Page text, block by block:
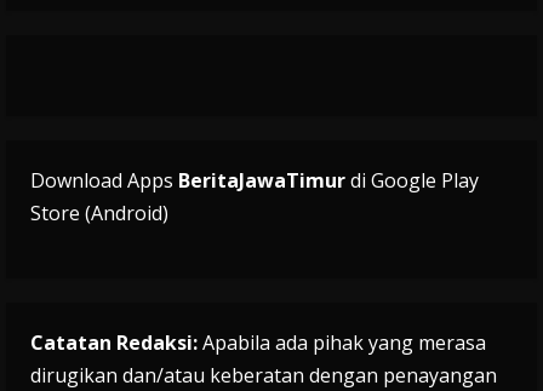
Download Apps BeritaJawaTimurdi Google Play
Store (Android)
Catatan Redaksi:Apabila ada pihak yang merasa
dirugikan dan/atau keberatan dengan penayangan